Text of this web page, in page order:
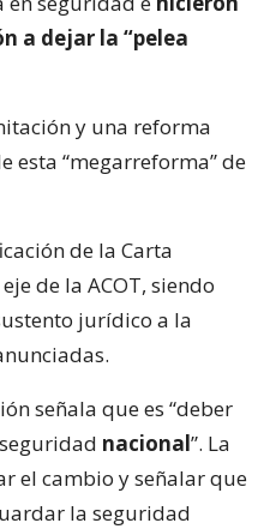
a dejar la “pelea
y una reforma
esta “megarreforma” de
de la Carta
de la ACOT, siendo
jurídico a la
señala que es “deber
nacional”. La
el cambio y señalar que
la seguridad